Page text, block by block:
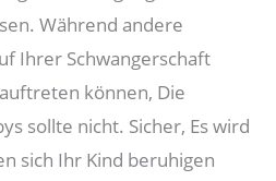
Während andere
Ihrer Schwangerschaft
können, Die
sollte nicht. Sicher, Es wird
sich Ihr Kind beruhigen